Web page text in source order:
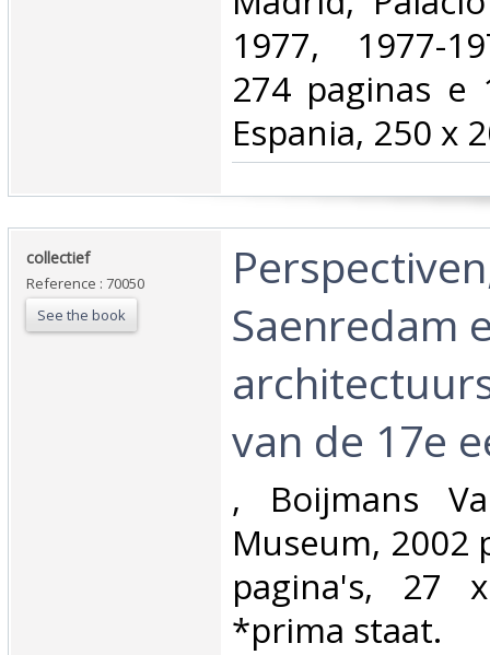
1977, 1977-
274 paginas e
Espania, 250 x
‎collectief‎
Reference : 70050
See the book
Saenredam
van de 17e
‎, Boijmans
Museum, 2002
pagina's, 27
*prima staat.‎